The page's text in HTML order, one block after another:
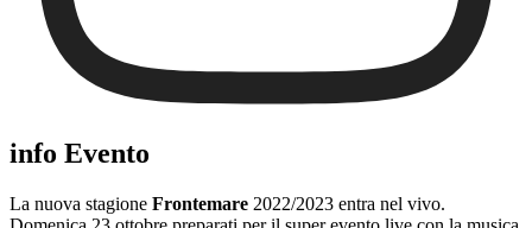
info Evento
La nuova stagione Frontemare 2022/2023 entra nel vivo.